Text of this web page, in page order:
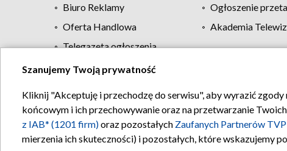
Biuro Reklamy
Ogłoszenie
Oferta Handlowa
Akademia
Telegazeta ogłoszenia
Regulamin TVP
Szanujemy Twoją prywatność
Kliknij "Akceptuję i przechodzę do serwisu", aby wyrazić
końcowym i ich przechowywanie oraz na przetwarzanie
z IAB* (1201 firm)oraz pozostałych Zaufanych Partnerów
mierzenia ich skuteczności) i pozostałych, które wskazujemy